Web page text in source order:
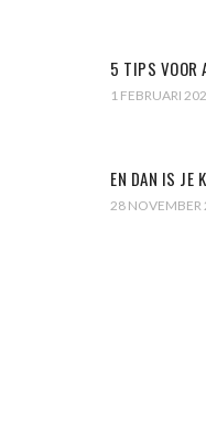
5 TIPS VOOR
1 FEBRUARI
EN DAN IS JE
28 NOVEMBER